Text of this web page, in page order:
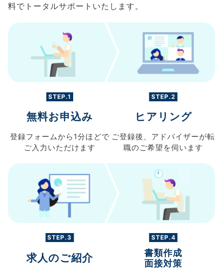
料でトータルサポートいたします。
STEP.1
無料お申込み
登録フォームから 1分ほどで
ご入力 いただけます
STEP.2
ヒアリング
ご登録後、 アドバイザーが転
職のご希望を伺います
STEP.3
求人のご紹介
STEP.4
書類作成
面接対策